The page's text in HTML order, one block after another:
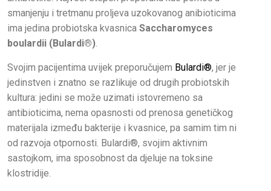
smanjenju i tretmanu proljeva uzokovanog anibioticima
ima jedina probiotska kvasnica Saccharomyces
boulardii (Bulardi®).
Svojim pacijentima uvijek preporučujem Bulardi®, jer je
jedinstven i znatno se razlikuje od drugih probiotskih
kultura: jedini se može uzimati istovremeno sa
antibioticima, nema opasnosti od prenosa genetičkog
materijala između bakterije i kvasnice, pa samim tim ni
od razvoja otpornosti. Bulardi®, svojim aktivnim
sastojkom, ima sposobnost da djeluje na toksine
klostridije.